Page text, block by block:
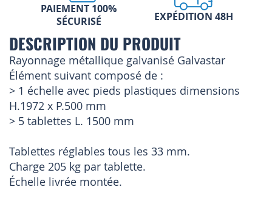
PAIEMENT 100%
SÉCURISÉ
EXPÉDITION 48H
DESCRIPTION DU PRODUIT
Rayonnage métallique galvanisé Galvastar
Élément suivant composé de :
> 1 échelle avec pieds plastiques dimensions
H.1972 x P.500 mm
> 5 tablettes L. 1500 mm
Tablettes réglables tous les 33 mm.
Charge 205 kg par tablette.
Échelle livrée montée.